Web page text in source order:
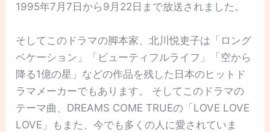
1995年7月7日から9月22日まで放送されました。
そしてこのドラマの脚本家、北川悦吏子は「ロング
ベケーション」「ビューティフルライフ」「空から
降る1億の星」などの作品を残した日本のヒットド
ラマメーカーでもあります。 そしてこのドラマの
テーマ曲、DREAMS COME TRUEの「LOVE LOVE
LOVE」もまた、今でも多くの人に愛されていま